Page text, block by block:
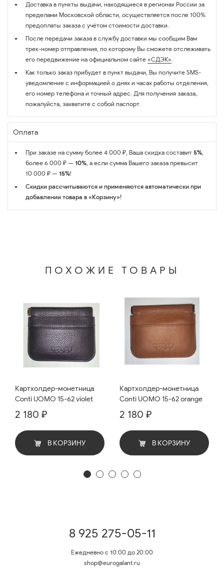
Доставка в пункты выдачи, находящиеся в регионах России за
пределами Московской области, осуществляется после 100%
предоплаты заказа с учётом стоимости доставки.
После передачи заказа в службу доставки мы сообщим Вам
трек-номер отправления, по которому Вы сможете отслеживать
его передвижение на официальном сайте «СДЭК».
Как только заказ прибудет в пункт выдачи, Вы получите SMS-
уведомление с информацией о днях и часах работы отделения,
его номер телефона и точный адрес. Для получения заказа,
пожалуйста, захватите с собой паспорт.
Оплата
При заказе на сумму более 4 000 ₽, Ваша скидка составит 5%,
более 6 000 ₽ — 10%, а если сумма Вашего заказа превысит
10 000 ₽ — 15%!
Скидки рассчитываются и применяются автоматически при
добавлении товара в «Корзину»!
ПОХОЖИЕ ТОВАРЫ
Картхолдер-монетница
Conti UOMO 15-62 violet
2 180 ₽
В КОРЗИНУ
Картхолдер-монетница
Conti UOMO 15-62 orange
2 180 ₽
В КОРЗИНУ
8 925 275-05-11
Ежедневно с 10:00 до 20:00
shop@eurogalant.ru